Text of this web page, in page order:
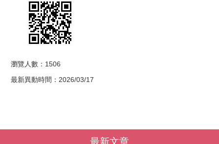
瀏覽人數：1506
最新異動時間：2026/03/17
最新文章